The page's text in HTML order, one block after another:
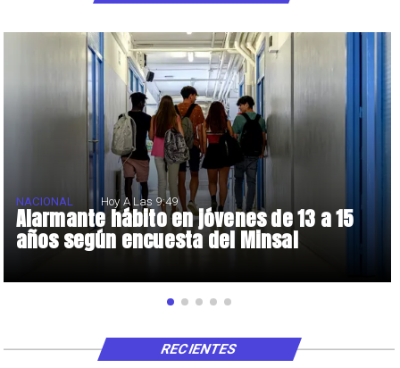
Alarmante hábito en jóvenes de 13 a 15
años según encuesta del Minsal
NACIONAL Hoy A Las 9:49
RECIENTES